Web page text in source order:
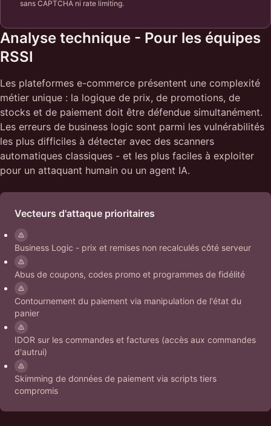
sans CAPTCHA ni rate limiting.
Analyse technique - Pour les équipes
RSSI
Les plateformes e-commerce présentent une complexité
métier unique : la logique de prix, de promotions, de
stocks et de paiement doit être défendue simultanément.
Les erreurs de business logic sont parmi les vulnérabilités
les plus difficiles à détecter avec des scanners
automatiques classiques - et les plus faciles à exploiter
pour un attaquant humain ou un agent IA.
Vecteurs d'attaque prioritaires
Business Logic - prix et remises non recalculés côté serveur
Abus de coupons, codes promo et programmes de fidélité
Contournement du paiement via manipulation de l'état du
panier
IDOR sur les commandes et factures (accès aux commandes
d'autrui)
Skimming de données de paiement via scripts tiers
compromis